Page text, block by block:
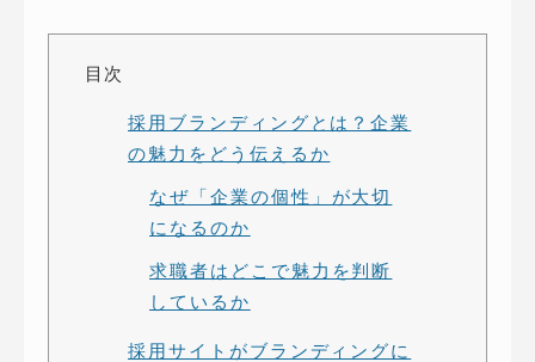
オミラボWEBでお問い合わせ
電話でお問い合わせ
目次
採用ブランディングとは？企業
の魅力をどう伝えるか
なぜ「企業の個性」が大切
になるのか
求職者はどこで魅力を判断
しているか
採用サイトがブランディングに